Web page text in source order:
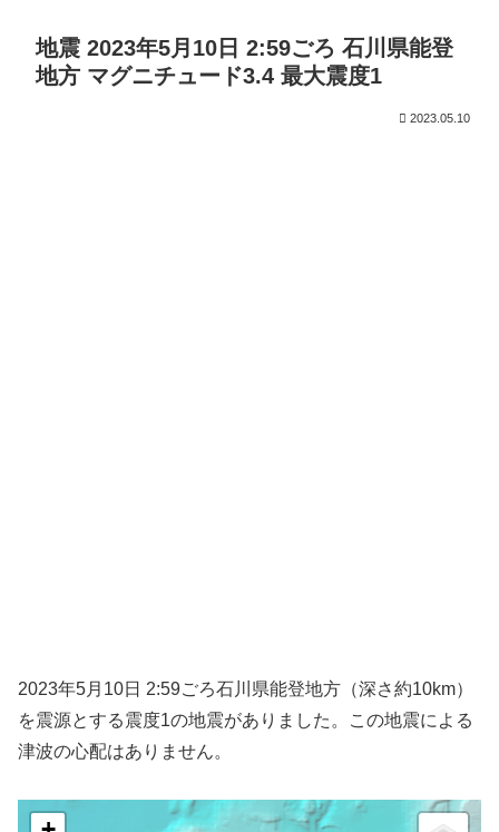
地震 2023年5月10日 2:59ごろ 石川県能登
地方 マグニチュード3.4 最大震度1
2023.05.10
2023年5月10日 2:59ごろ石川県能登地方（深さ約10km）
を震源とする震度1の地震がありました。この地震による
津波の心配はありません。